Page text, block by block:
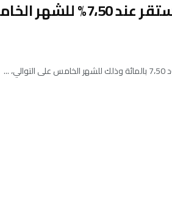
معدل نسبة الفائدة في السوق النقدية يستقر